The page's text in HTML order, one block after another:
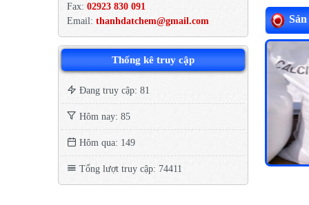
Fax: 02923 830 091
Email: thanhdatchem@gmail.com
Thống kê truy cập
Đang truy cập: 81
Hôm nay: 85
Hôm qua: 149
Tổng lượt truy cập: 74411